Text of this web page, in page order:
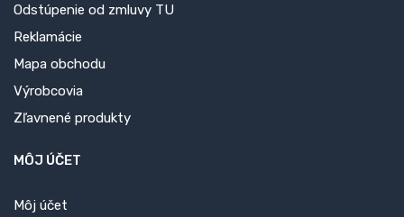
Odstúpenie od zmluvy TU
Reklamácie
Mapa obchodu
Výrobcovia
Zľavnené produkty
MÔJ ÚČET
Môj účet